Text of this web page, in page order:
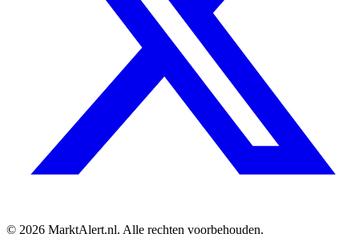
© 2026 MarktAlert.nl. Alle rechten voorbehouden.